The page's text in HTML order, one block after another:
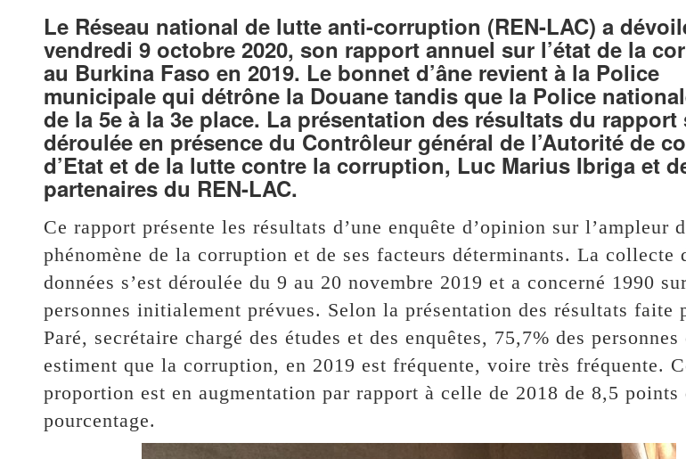
Le Réseau national de lutte anti-corruption (REN-LAC) a
vendredi 9 octobre 2020, son rapport annuel sur l’état de la
au Burkina Faso en 2019. Le bonnet d’âne revient à la Police
municipale qui détrône la Douane tandis que la Police
de la 5e à la 3e place. La présentation des résultats du rapport
déroulée en présence du Contrôleur général de l’Autorité de
d’Etat et de la lutte contre la corruption, Luc Marius Ibriga et
partenaires du REN-LAC.
Ce rapport présente les résultats d’une enquête d’opinion sur l’ampleur
phénomène de la corruption et de ses facteurs déterminants. La collecte
données s’est déroulée du 9 au 20 novembre 2019 et a concerné 1990
personnes initialement prévues. Selon la présentation des résultats faite
Paré, secrétaire chargé des études et des enquêtes, 75,7% des personnes
estiment que la corruption, en 2019 est fréquente, voire très fréquente.
proportion est en augmentation par rapport à celle de 2018 de 8,5 points
pourcentage.